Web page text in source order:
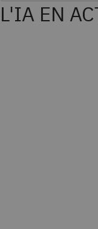
L'IA EN